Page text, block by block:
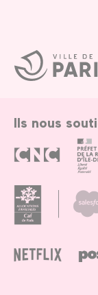
Ville
de
Paris
Ils nous